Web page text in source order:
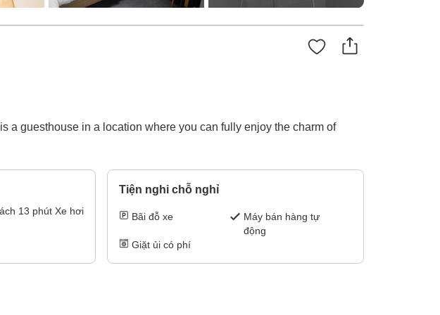
a guesthouse in a location where you can fully enjoy the charm of
13 phút Xe hơi
Tiện nghi chỗ nghỉ
Bãi đỗ xe
Máy bán hàng tự
động
Giặt ủi có phí